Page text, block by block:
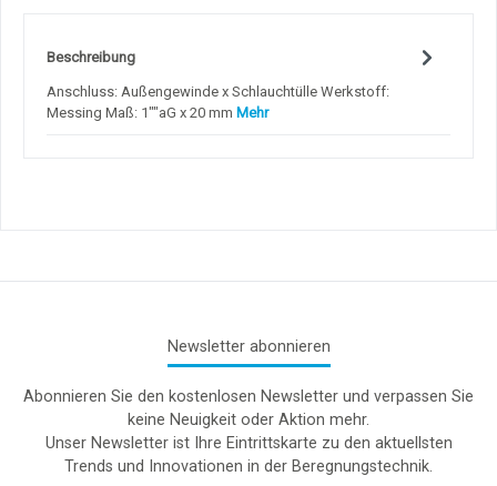
Beschreibung
Anschluss: Außengewinde x Schlauchtülle Werkstoff:
Messing Maß: 1""aG x 20 mm Mehr
Newsletter abonnieren
Abonnieren Sie den kostenlosen Newsletter und verpassen Sie
keine Neuigkeit oder Aktion mehr.
Unser Newsletter ist Ihre Eintrittskarte zu den aktuellsten
Trends und Innovationen in der Beregnungstechnik.